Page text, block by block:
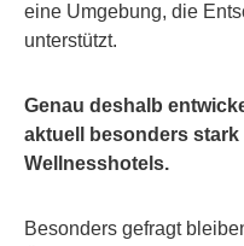
eine Umgebung, die
unterstützt.
Genau deshalb
aktuell besonders
Wellnesshotels.
Besonders gefragt